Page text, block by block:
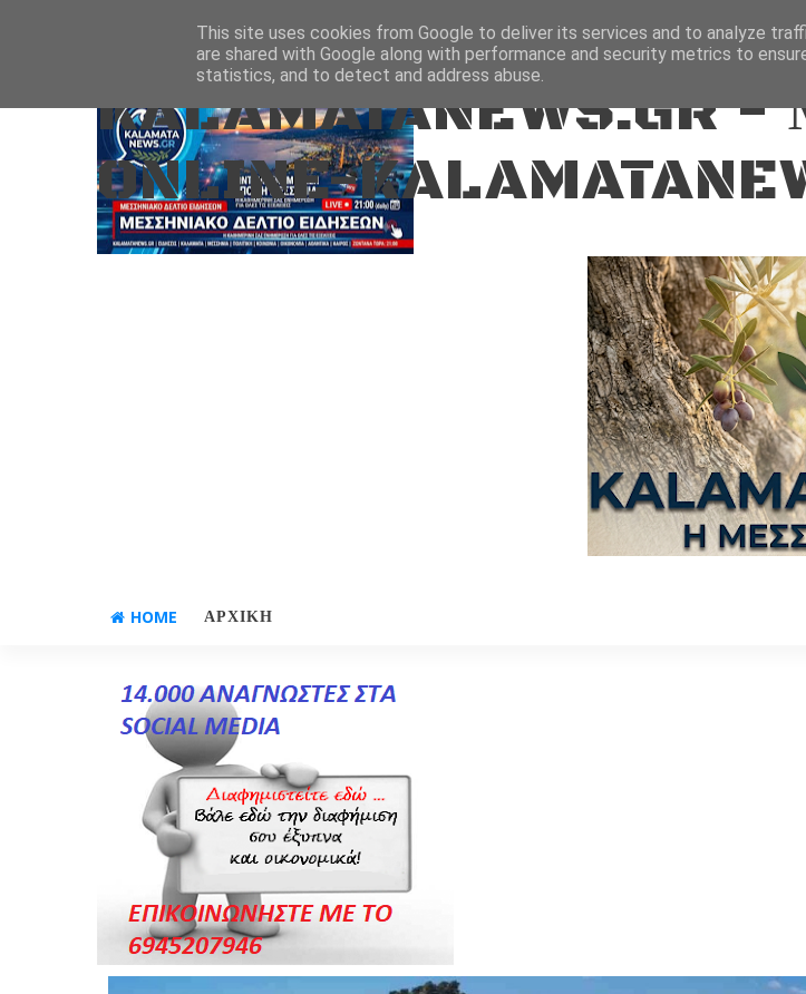
Aug 6, 2026
KALAMATANEWS.GR
ONLINE-
HOME ΑΡΧΙΚΗ
This site uses cookies from Google to deliver its services and to analyze
are shared with Google along with performance and security metrics to
statistics, and to detect and address abuse.